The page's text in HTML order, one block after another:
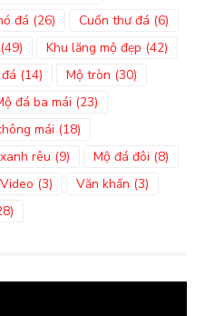
đá (26) Cuốn thư đá (6)
(49) Khu lăng mộ đẹp (42)
(14) Mộ tròn (30)
đá ba mái (23)
mái (18)
rêu (9) Mộ đá đôi (8)
Video (3) Văn khấn (3)